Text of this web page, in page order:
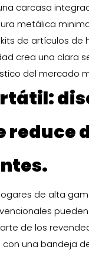
carcasa
metálica
de artículos de
crea una clara
del mercado
reduce
de alta
de los
una bandeja